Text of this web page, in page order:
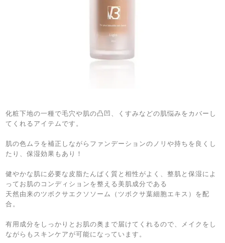
化粧下地の一種で毛穴や肌の凸凹、くすみなどの肌悩みをカバーし
てくれるアイテムです。
肌の色ムラを補正しながらファンデーションのノリや持ちを良くし
たり、保湿効果もあり！
健やかな肌に必要な皮脂たんぱく質と相性がよく、整肌と保湿によ
ってお肌のコンディションを整える美肌成分である
天然由来のツボクサエクソソーム（ツボクサ葉細胞エキス）を配
合。
有用成分をしっかりとお肌の奥まで届けてくれるので、メイクをし
ながらもスキンケアが可能になっています。